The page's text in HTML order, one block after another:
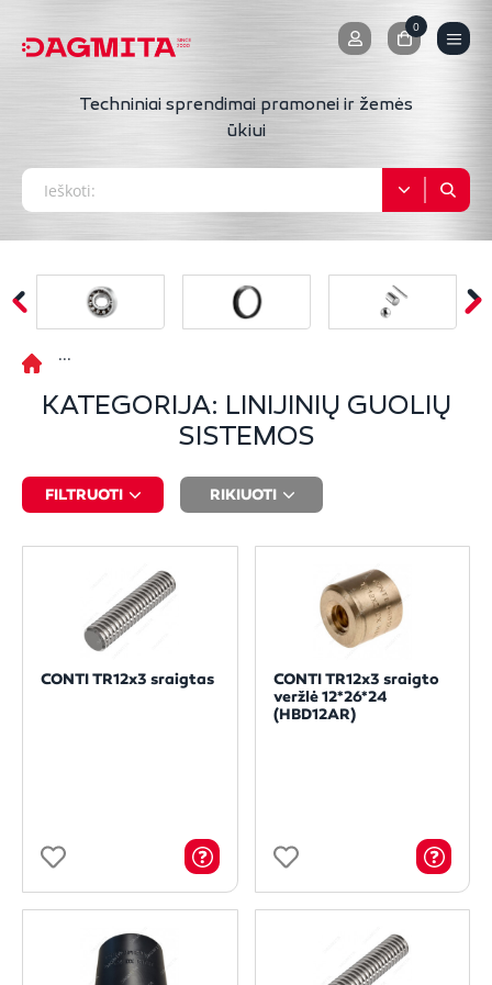
0
0
Techniniai sprendimai pramonei ir žemės
ūkiui
KATEGORIJA: LINIJINIŲ GUOLIŲ
SISTEMOS
FILTRUOTI RIKIUOTI
CONTI TR12x3 sraigtas
CONTI TR12x3 sraigto
veržlė 12*26*24
(HBD12AR)